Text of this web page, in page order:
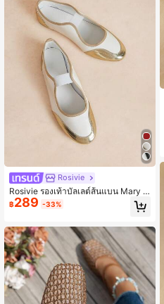
Rosivie
Rosivie รองเท้าบัลเลต์ส้นแบน Mary J
ane สีทองและสีขาวพร้อมสีสัน หนังนุ่มร
ะบายอากาศได้ รองเท้าส้นต่ำอเนกประ
฿289 -33%